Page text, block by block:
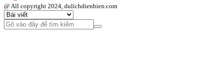
@ All copyright 2024, dulichdienbien.com